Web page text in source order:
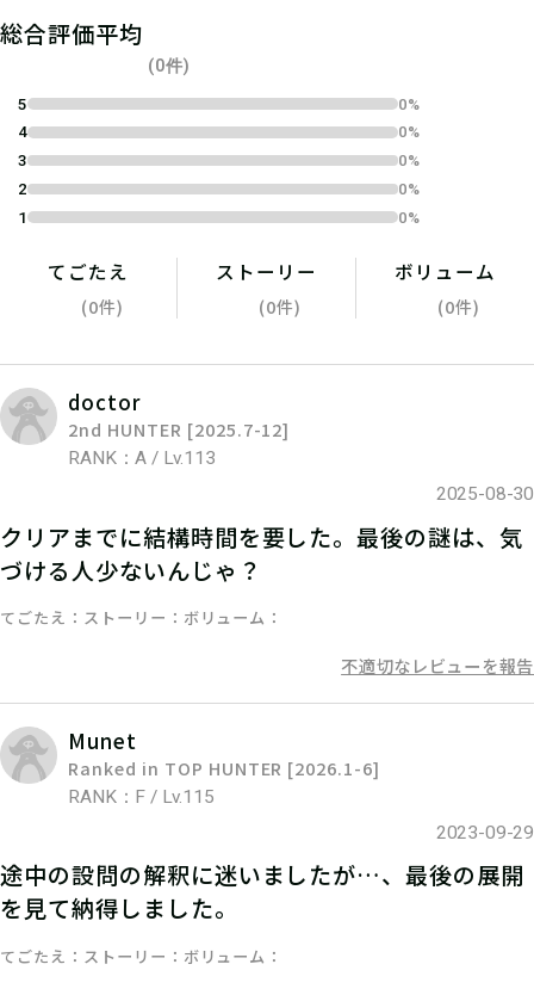
042.参加表明をする
参加表明をして、クリア時に参加表明
報酬をGETしよう！
ストーリーを読んで謎を解こう！ひと
りでチャレンジするもよし、お友達や
064.発見報告をする
マイページで【クリアキーワード】を
入力して、ポイント手に入れよう！
総合評価平均
(0件)
5
0%
4
0%
3
0%
2
0%
1
0%
てごたえ
(0件)
ストーリー
(0件)
ボリューム
(0件)
doctor
2nd HUNTER [2025.7-12]
RANK：A / Lv.113
2025-08-30
クリアまでに結構時間を要した。最後の謎は、気
づける人少ないんじゃ？
てごたえ ストーリー ボリューム
不適切なレビューを報告
Munet
Ranked in TOP HUNTER [2026.1-6]
RANK：F / Lv.115
2023-09-29
途中の設問の解釈に迷いましたが…、最後の展開
を見て納得しました。
てごたえ ストーリー ボリューム